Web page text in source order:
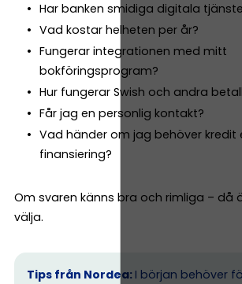
Har banken smidiga digitala
Vad kostar helheten per år?
Fungerar integrationen med mitt
bokföringsprogram?
Hur fungerar Swish och andra
Får jag en personlig kontakt?
Vad händer om jag behöver kredit
finansiering?
Om svaren känns bra och rimliga – då
välja.
Tips från Nordea: I början behöver